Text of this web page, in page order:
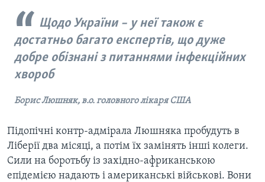
Щодо України – у неї також є
достатньо багато експертів, що дуже
добре обізнані з питаннями інфекційних
хвороб
Борис Люшняк, в.о. головного лікаря США
Підопічні контр-адмірала Люшняка пробудуть в
Ліберії два місяці, а потім їх замінять інші колеги.
Сили на боротьбу із західно-африканською
епідемією надають і американські військові. Вони